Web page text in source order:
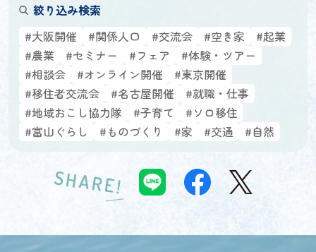
絞り込み検索
#大阪開催
#関係人口 #交流会 #空き家
#起業
#農業
#セミナー #フェア
#体験・ツアー
#相談会
#オンライン開催
#東京開催
#移住者交流会
#名古屋開催
#就職・仕事
#地域おこし協力隊
#子育て
#ソロ移住
#富山ぐらし
#ものづくり #家 #交通 #自然
SHARE!